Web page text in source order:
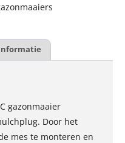
gazonmaaier
Door het
mes te monteren en